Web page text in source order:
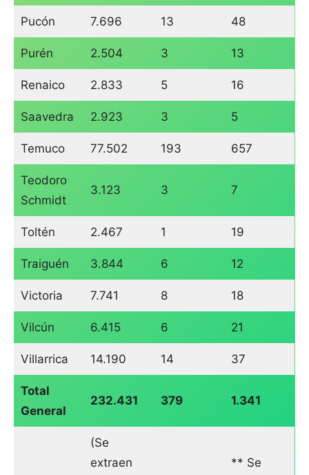
Pucón 7.696 13 48
Purén 2.504 3 13
Renaico 2.833 5 16
Saavedra 2.923 3 5
Temuco 77.502 193 657
Teodoro
Schmidt
3.123 3 7
Toltén 2.467 1 19
Traiguén 3.844 6 12
Victoria 7.741 8 18
Vilcún 6.415 6 21
Villarrica 14.190 14 37
Total
General
232.431 379 1.341
(Se
extraen
** Se